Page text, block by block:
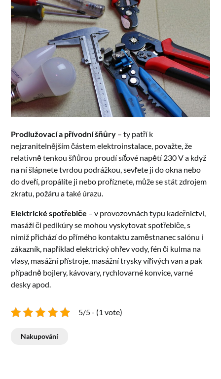
Prodlužovací a přívodní šňůry – ty patří k
nejzranitelnějším částem elektroinstalace, považte, že
relativně tenkou šňůrou proudí síťové napětí 230 V a když
na ní šlápnete tvrdou podrážkou, sevřete ji do okna nebo
do dveří, propálíte ji nebo proříznete, může se stát zdrojem
zkratu, požáru a také úrazu.
Elektrické spotřebiče – v provozovnách typu kadeřnictví,
masáží či pedikúry se mohou vyskytovat spotřebiče, s
nimiž přichází do přímého kontaktu zaměstnanec salónu i
zákazník, například elektrický ohřev vody, fén či kulma na
vlasy, masážní přístroje, masážní trysky vířivých van a pak
případně bojlery, kávovary, rychlovarné konvice, varné
desky apod.
5/5 - (1 vote)
Nakupování